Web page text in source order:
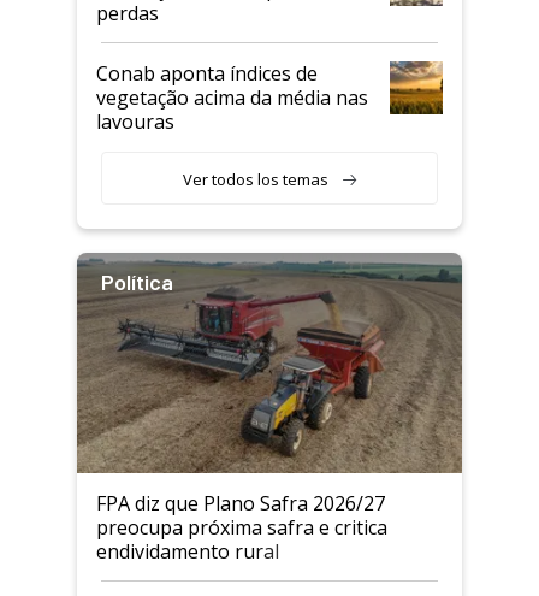
perdas
Conab aponta índices de
vegetação acima da média nas
lavouras
Ver todos los temas
Política
FPA diz que Plano Safra 2026/27
preocupa próxima safra e critica
endividamento rural